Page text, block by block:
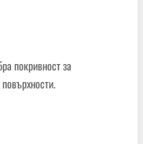
покривност за